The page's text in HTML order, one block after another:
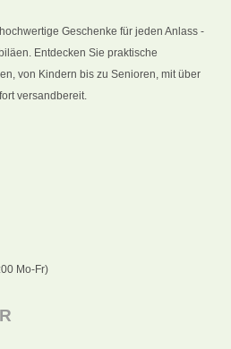
Geschenke für jeden Anlass -
Entdecken Sie praktische
von Kindern bis zu Senioren, mit über
versandbereit.
Mo-Fr)